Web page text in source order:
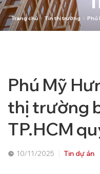
Trang chủ Tin thị trường
Phú
Phú Mỹ
thị trường
TP.HCM
10/11/2025 Tin dự án